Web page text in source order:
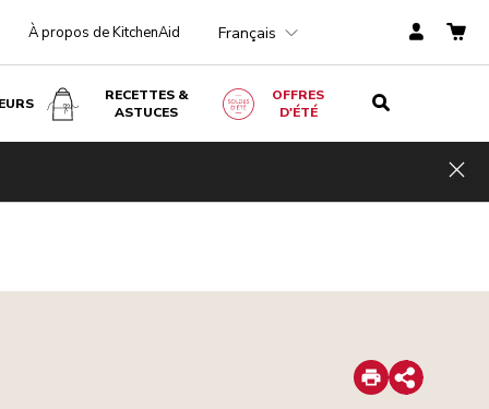
À propos de KitchenAid Français
RECETTES &
ASTUCES
OFFRES
D'ÉTÉ
Print
Share